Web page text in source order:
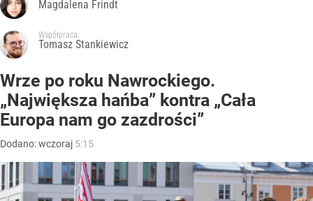
Magdalena Frindt
Współpraca:
Tomasz Stankiewicz
Wrze po roku Nawrockiego.
„Największa hańba” kontra „Cała
Europa nam go zazdrości”
Dodano:wczoraj 5:15